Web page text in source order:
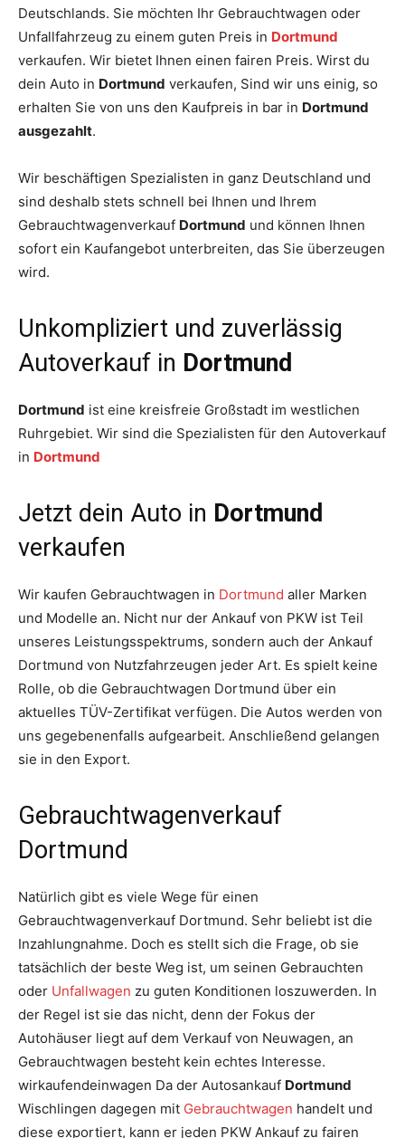
Deutschlands. Sie möchten Ihr Gebrauchtwagen oder
Unfallfahrzeug zu einem guten Preis in Dortmund
verkaufen. Wir bietet Ihnen einen fairen Preis. Wirst du
dein Auto in Dortmund verkaufen, Sind wir uns einig, so
erhalten Sie von uns den Kaufpreis in bar in Dortmund
ausgezahlt.
Wir beschäftigen Spezialisten in ganz Deutschland und
sind deshalb stets schnell bei Ihnen und Ihrem
Gebrauchtwagenverkauf Dortmund und können Ihnen
sofort ein Kaufangebot unterbreiten, das Sie überzeugen
wird.
Unkompliziert und zuverlässig
Autoverkauf in Dortmund
Dortmund ist eine kreisfreie Großstadt im westlichen
Ruhrgebiet. Wir sind die Spezialisten für den Autoverkauf
in Dortmund
Jetzt dein Auto in Dortmund
verkaufen
Wir kaufen Gebrauchtwagen in Dortmund aller Marken
und Modelle an. Nicht nur der Ankauf von PKW ist Teil
unseres Leistungsspektrums, sondern auch der Ankauf
Dortmund von Nutzfahrzeugen jeder Art. Es spielt keine
Rolle, ob die Gebrauchtwagen Dortmund über ein
aktuelles TÜV-Zertifikat verfügen. Die Autos werden von
uns gegebenenfalls aufgearbeit. Anschließend gelangen
sie in den Export.
Gebrauchtwagenverkauf
Dortmund
Natürlich gibt es viele Wege für einen
Gebrauchtwagenverkauf Dortmund. Sehr beliebt ist die
Inzahlungnahme. Doch es stellt sich die Frage, ob sie
tatsächlich der beste Weg ist, um seinen Gebrauchten
oder Unfallwagen zu guten Konditionen loszuwerden. In
der Regel ist sie das nicht, denn der Fokus der
Autohäuser liegt auf dem Verkauf von Neuwagen, an
Gebrauchtwagen besteht kein echtes Interesse.
wirkaufendeinwagen Da der Autosankauf Dortmund
Wischlingen dagegen mit Gebrauchtwagen handelt und
diese exportiert, kann er jeden PKW Ankauf zu fairen